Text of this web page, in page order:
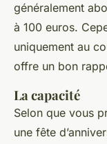
généralement
à 100 euros.
uniquement au
offre un bon
La capacité
Selon que vous
une fête